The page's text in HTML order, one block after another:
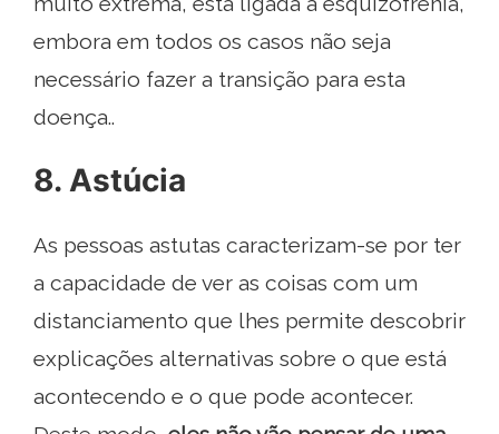
embora em todos os casos não seja
necessário fazer a transição para esta
doença..
8. Astúcia
As pessoas astutas caracterizam-se por ter
a capacidade de ver as coisas com um
distanciamento que lhes permite descobrir
explicações alternativas sobre o que está
acontecendo e o que pode acontecer.